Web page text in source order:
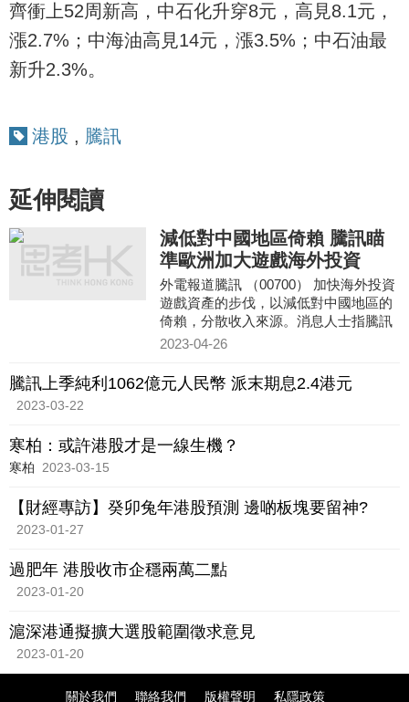
齊衝上52周新高，中石化升穿8元，高見8.1元，
漲2.7%；中海油高見14元，漲3.5%；中石油最
新升2.3%。
港股 , 騰訊
延伸閱讀
減低對中國地區倚賴 騰訊瞄
準歐洲加大遊戲海外投資
外電報道騰訊 （00700） 加快海外投資
遊戲資產的步伐，以減低對中國地區的
倚賴，分散收入來源。消息人士指騰訊
去年減持新投資步伐，未來將會透過投
2023-04-26
騰訊上季純利1062億元人民幣 派末期息2.4港元
2023-03-22
寒柏：或許港股才是一線生機？
寒柏 2023-03-15
【財經專訪】癸卯兔年港股預測 邊啲板塊要留神?
2023-01-27
過肥年 港股收市企穩兩萬二點
2023-01-20
滬深港通擬擴大選股範圍徵求意見
2023-01-20
關於我們 聯絡我們 版權聲明 私隱政策